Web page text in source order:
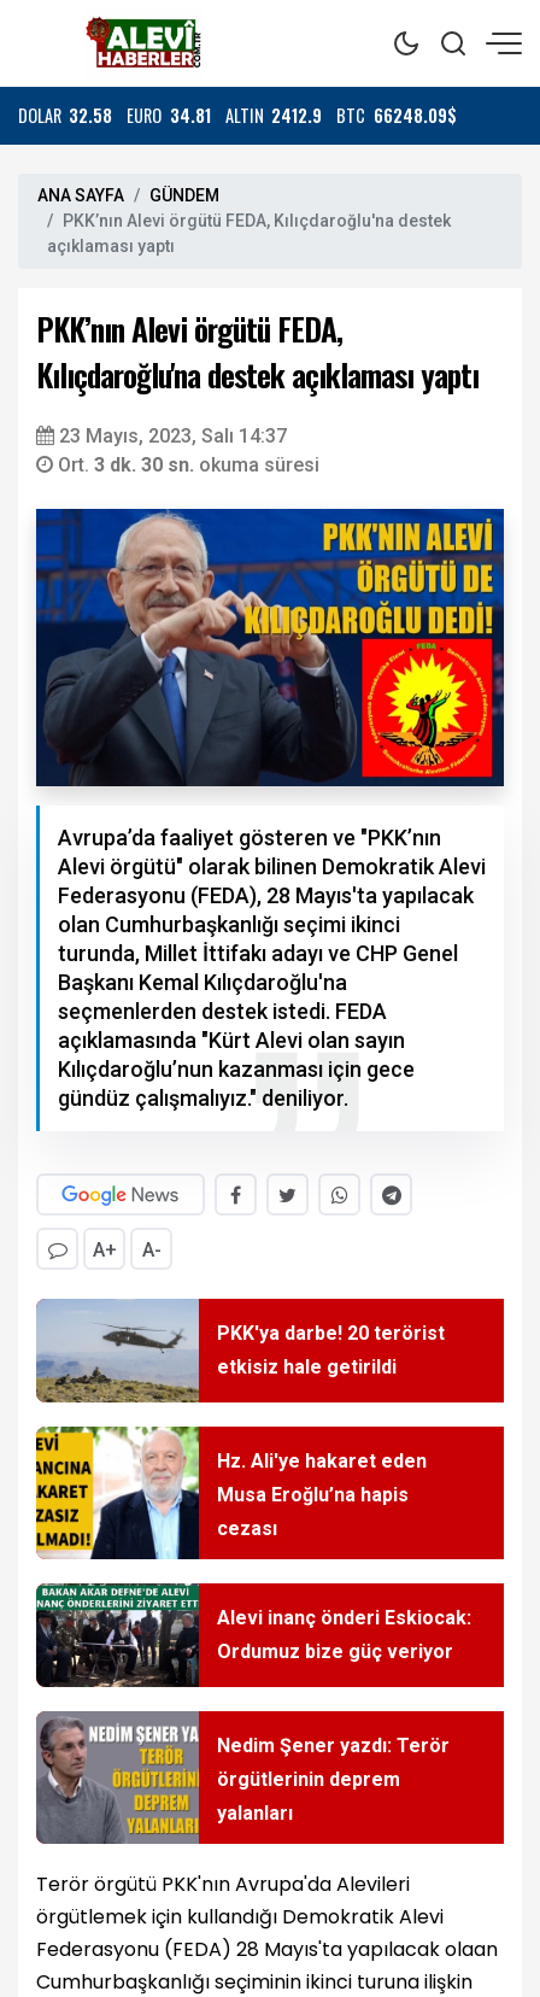
DOLAR 32.58 EURO 34.81 ALTIN 2412.9 BTC 66248.09$
ANA SAYFA
GÜNDEM
PKK’nın Alevi örgütü FEDA, Kılıçdaroğlu'na destek
açıklaması yaptı
PKK’nın Alevi örgütü FEDA,
Kılıçdaroğlu'na destek açıklaması yaptı
23 Mayıs, 2023, Salı 14:37
Ort. 3 dk. 30 sn. okuma süresi
Avrupa’da faaliyet gösteren ve "PKK’nın
Alevi örgütü" olarak bilinen Demokratik Alevi
Federasyonu (FEDA), 28 Mayıs'ta yapılacak
olan Cumhurbaşkanlığı seçimi ikinci
turunda, Millet İttifakı adayı ve CHP Genel
Başkanı Kemal Kılıçdaroğlu'na
seçmenlerden destek istedi. FEDA
açıklamasında "Kürt Alevi olan sayın
Kılıçdaroğlu’nun kazanması için gece
gündüz çalışmalıyız." deniliyor.
A+ A-
PKK'ya darbe! 20 terörist
etkisiz hale getirildi
Hz. Ali'ye hakaret eden
Musa Eroğlu’na hapis
cezası
Alevi inanç önderi Eskiocak:
Ordumuz bize güç veriyor
Nedim Şener yazdı: Terör
örgütlerinin deprem
yalanları
Terör örgütü PKK'nın Avrupa'da Alevileri
örgütlemek için kullandığı Demokratik Alevi
Federasyonu (FEDA) 28 Mayıs'ta yapılacak olaan
Cumhurbaşkanlığı seçiminin ikinci turuna ilişkin